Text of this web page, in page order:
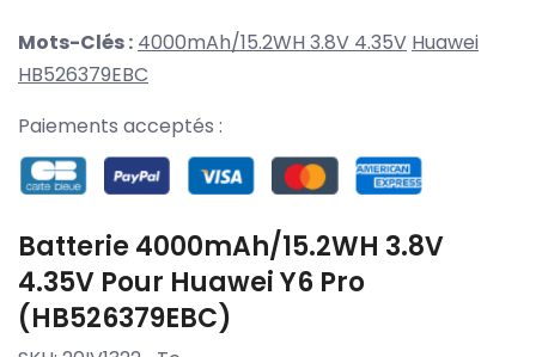
Mots-Clés : 4000mAh/15.2WH 3.8V 4.35V Huawei
HB526379EBC
Paiements acceptés :
Batterie 4000mAh/15.2WH 3.8V
4.35V Pour Huawei Y6 Pro
(HB526379EBC)